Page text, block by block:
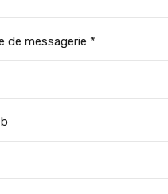
de messagerie *